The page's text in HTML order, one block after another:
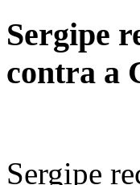
Sergipe
contra a
Sergipe